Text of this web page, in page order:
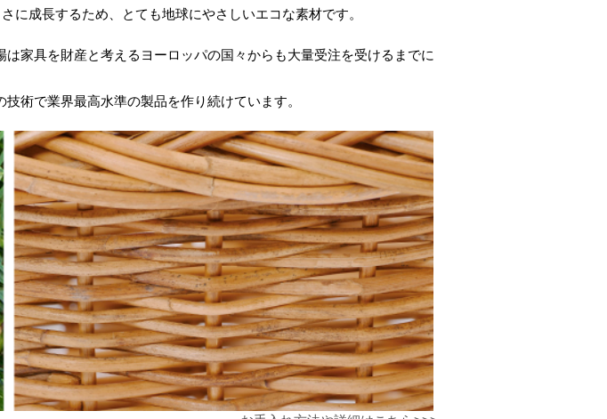
に成長するため、とても地球にやさしいエコな素材です。
家具を財産と考えるヨーロッパの国々からも大量受注を受けるまでに
術で業界最高水準の製品を作り続けています。